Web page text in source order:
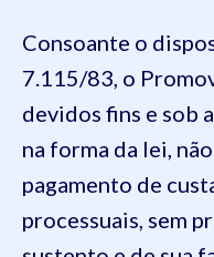
Consoante o
7.115/83, o
devidos fins e sob
na forma da lei,
pagamento de
processuais, sem